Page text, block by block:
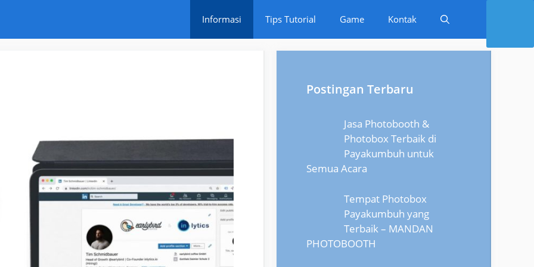
Informasi Tips Tutorial Game Kontak
Postingan Terbaru
Jasa Photobooth &
Photobox Terbaik di
Payakumbuh untuk
Semua Acara
Tempat Photobox
Payakumbuh yang
Terbaik – MANDAN
PHOTOBOOTH